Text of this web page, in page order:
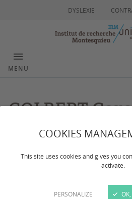
COOKIES
This site uses cookies and gives you
activate.
PERSONALIZE
DYSLEXIE
MENU
COLBERT